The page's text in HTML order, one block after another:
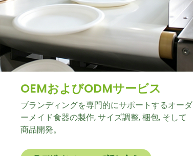
OEMおよびODMサービス
ブランディングを専門的にサポートするオーダ
ーメイド食器の製作, サイズ調整, 梱包, そして
商品開発。